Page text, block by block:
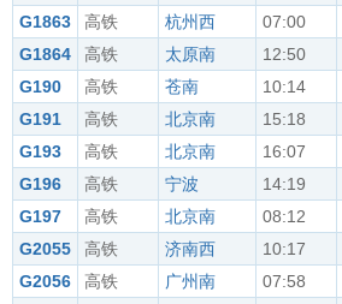
G1863
高铁 杭州西 07:00
G1864
高铁 太原南 12:50
G190
高铁 苍南 10:14
G191
高铁 北京南 15:18
G193
高铁 北京南 16:07
G196
高铁 宁波 14:19
G197
高铁 北京南 08:12
G2055
高铁 济南西 10:17
G2056
高铁 广州南 07:58